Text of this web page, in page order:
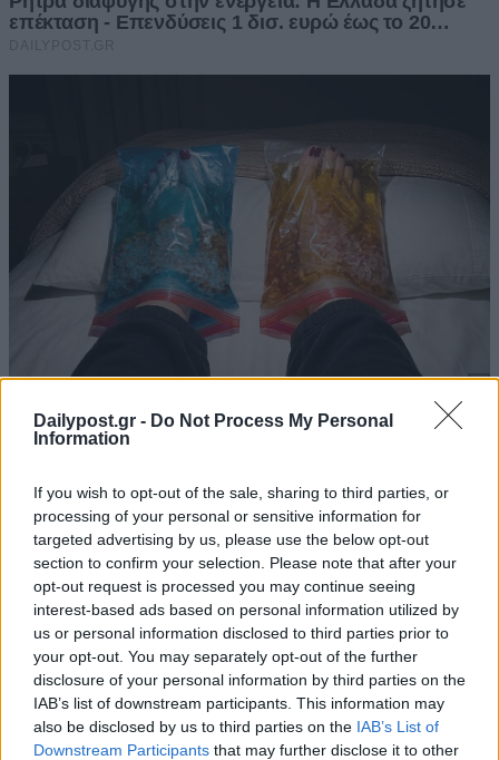
Dailypost.gr - Do Not Process My Personal
Information
If you wish to opt-out of the sale, sharing to third parties, or
processing of your personal or sensitive information for
targeted advertising by us, please use the below opt-out
section to confirm your selection. Please note that after your
opt-out request is processed you may continue seeing
interest-based ads based on personal information utilized by
us or personal information disclosed to third parties prior to
your opt-out. You may separately opt-out of the further
disclosure of your personal information by third parties on the
IAB’s list of downstream participants. This information may
also be disclosed by us to third parties on the IAB’s List of
Downstream Participants that may further disclose it to other